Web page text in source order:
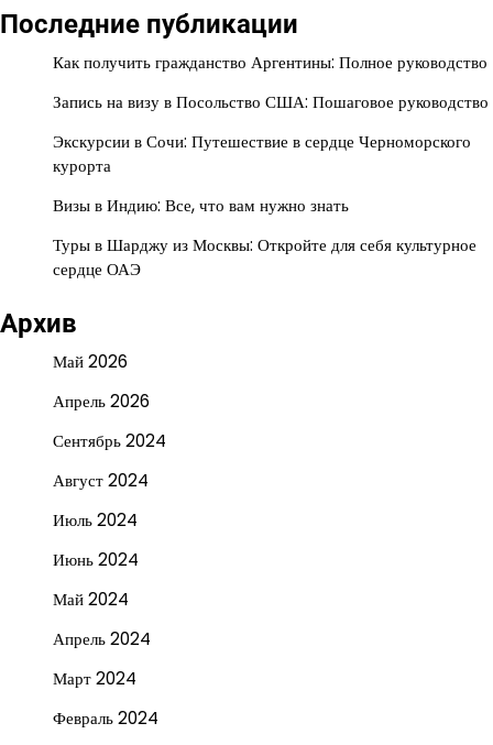
Последние публикации
Как получить гражданство Аргентины: Полное руководство
Запись на визу в Посольство США: Пошаговое руководство
Экскурсии в Сочи: Путешествие в сердце Черноморского
курорта
Визы в Индию: Все, что вам нужно знать
Туры в Шарджу из Москвы: Откройте для себя культурное
сердце ОАЭ
Архив
Май 2026
Апрель 2026
Сентябрь 2024
Август 2024
Июль 2024
Июнь 2024
Май 2024
Апрель 2024
Март 2024
Февраль 2024